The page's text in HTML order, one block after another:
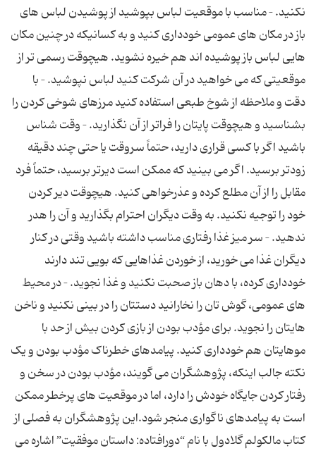
نکنید. – مناسب با موقعیت لباس بپوشید از پوشیدن لباس های
باز در مکان های عمومی خودداری کنید و به کسانیکه در چنین مکان
هایی لباس باز پوشیده اند هم خیره نشوید. هیچوقت رسمی تر از
موقعیتی که می خواهید در آن شرکت کنید لباس نپوشید. – با
دقت و ملاحظه از شوخ طبعی استفاده کنید مرزهای شوخی کردن را
بشناسید و هیچوقت پایتان را فراتر از آن نگذارید. – وقت شناس
باشید اگر با کسی قراری دارید، حتماً سروقت یا حتی چند دقیقه
زودتر برسید. اگر می بینید که ممکن است دیرتر برسید، حتماً فرد
مقابل را از آن مطلع کرده و عذرخواهی کنید. هیچوقت دیر کردن
خود را توجیه نکنید. به وقت دیگران احترام بگذارید و آن را هدر
ندهید. – سر میز غذا رفتاری مناسب داشته باشید وقتی در کنار
دیگران غذا می خورید، از خوردن غذاهایی که بویی تند دارند
خودداری کرده، با دهان باز صحبت نکنید و غذا نجوید. – در محیط
های عمومی، گوش تان را نخارانید دستتان را در بینی نکنید و ناخن
هایتان را نجوید. برای مؤدب بودن از بازی کردن بیش از حد با
موهایتان هم خودداری کنید. پیامدهای خطرناک مؤدب بودن و یک
نکته جالب اینکه، پژوهشگران می گویند، مؤدب بودن در سخن و
رفتار کردن جایگاه خودش را دارد، اما در موقعیت های پرخطر ممکن
است به پیامدهای ناگواری منجر شود.این پژوهشگران به فصلی از
کتاب مالکولم گلادول با نام “دورافتاده: داستان موفقیت” اشاره می